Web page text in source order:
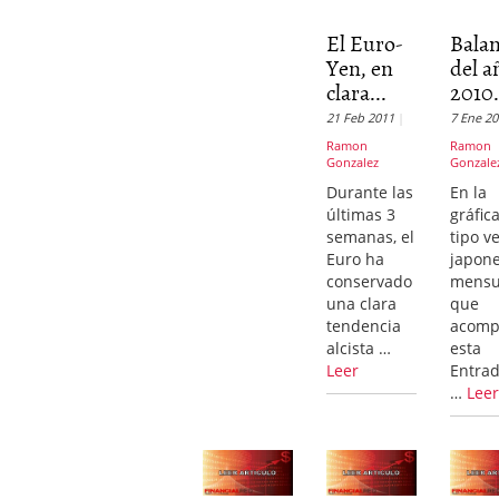
El Euro-
Yen, en
clara...
21 Feb 2011
Ramon
Gonzalez
Durante las
últimas 3
semanas, el
Euro ha
conservado
una clara
tendencia
alcista …
Leer
del
7 Ene
Ramon
En la
tipo
que
esta
… Leer